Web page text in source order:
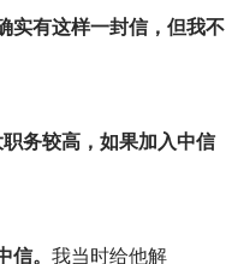
实有这样一封信，但我不
务较高，如果加入中信
。 我当时给他解